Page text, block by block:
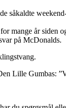
såkaldte
mange år siden
på McDonalds.
Lille Gumbas: